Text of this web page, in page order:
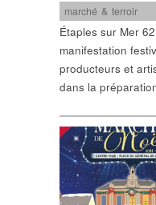
marché & terroir
Étaples sur Mer
manifestation
producteurs et
dans la